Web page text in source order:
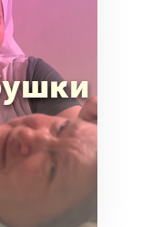
обществе и,
пока
называющие
в иных храмах
брата, за
или